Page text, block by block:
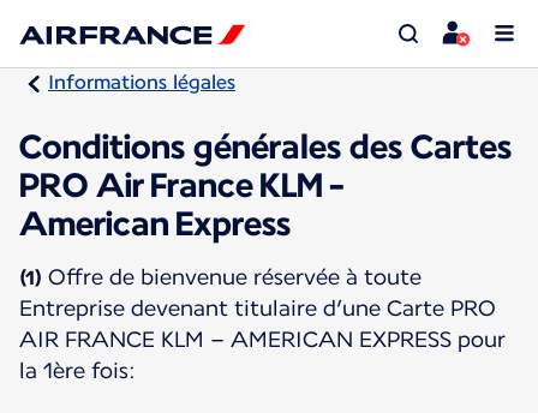
Informations légales
Conditions générales des Cartes
PRO Air France KLM -
American Express
(1) Offre de bienvenue réservée à toute
Entreprise devenant titulaire d’une Carte PRO
AIR FRANCE KLM – AMERICAN EXPRESS pour
la 1ère fois: